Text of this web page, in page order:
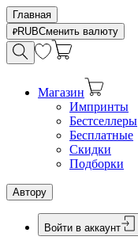
Главная
RUBСменить валюту
Магазин
Импринты
Бестселлеры
Бесплатные
Скидки
Подборки
Автору
Войти в аккаунт